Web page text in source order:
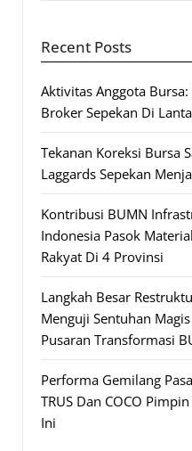
Recent Posts
Aktivitas Anggota
Broker Sepekan Di
Tekanan Koreksi Bursa
Laggards Sepekan
Kontribusi BUMN
Indonesia Pasok
Rakyat Di 4 Provinsi
Langkah Besar
Menguji Sentuhan
Pusaran Transformasi
Performa Gemilang
TRUS Dan COCO
Ini